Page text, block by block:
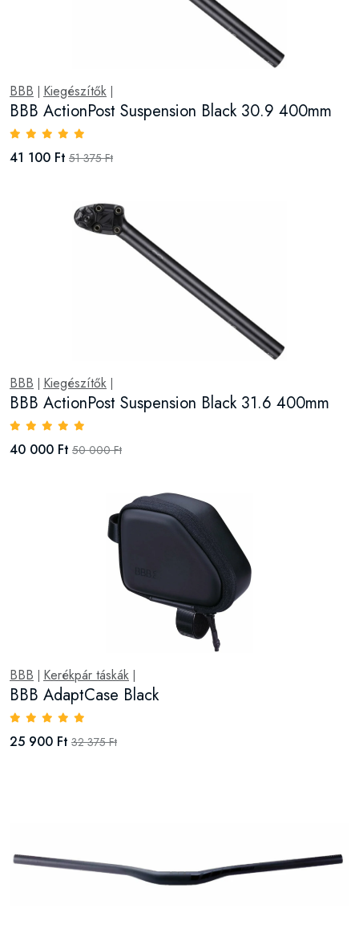
BBB Kiegészítők
BBB ActionPost Suspension Black 30.9 400mm
41 100 Ft 51 375 Ft
BBB Kiegészítők
BBB ActionPost Suspension Black 31.6 400mm
40 000 Ft 50 000 Ft
BBB Kerékpár táskák
BBB AdaptCase Black
25 900 Ft 32 375 Ft